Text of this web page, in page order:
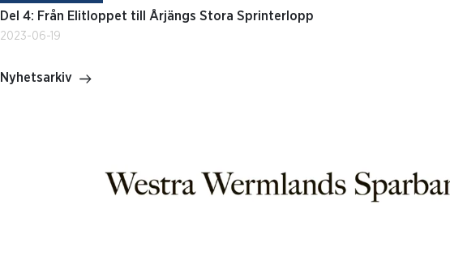
Del 4: Från Elitloppet till Årjängs Stora Sprinterlopp
2023-06-19
Nyhetsarkiv